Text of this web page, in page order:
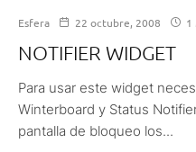
Esfera 22 octubre, 2008 1
NOTIFIER WIDGET
Para usar este widget
Winterboard y Status
pantalla de bloqueo los...